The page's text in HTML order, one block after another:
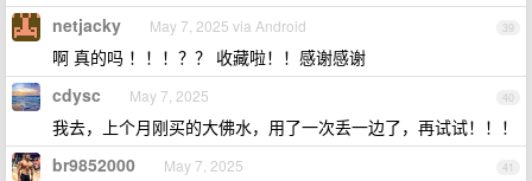
39
netjacky May 7, 2025 via Android
啊 真的吗 ！！！？？ 收藏啦！！感谢感谢
40
cdysc May 7, 2025
我去，上个月刚买的大佛水，用了一次丢一边了，再试试！！！
41
br9852000 May 7, 2025